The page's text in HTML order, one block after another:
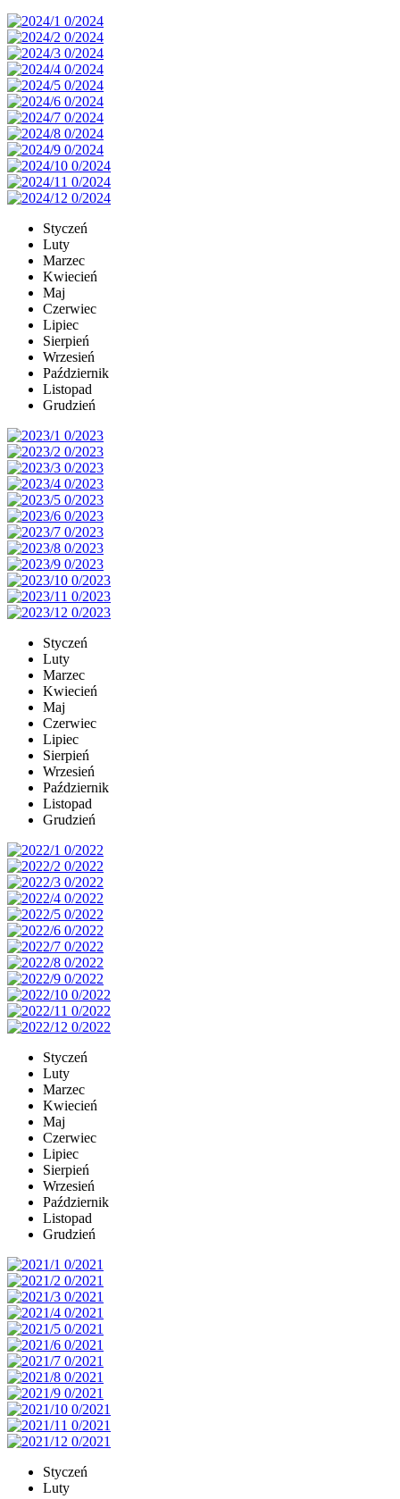
Styczeń
Luty
Marzec
Kwiecień
Maj
Czerwiec
Lipiec
Sierpień
Wrzesień
Październik
Listopad
Grudzień
Styczeń
Luty
Marzec
Kwiecień
Maj
Czerwiec
Lipiec
Sierpień
Wrzesień
Październik
Listopad
Grudzień
Styczeń
Luty
Marzec
Kwiecień
Maj
Czerwiec
Lipiec
Sierpień
Wrzesień
Październik
Listopad
Grudzień
Styczeń
Luty